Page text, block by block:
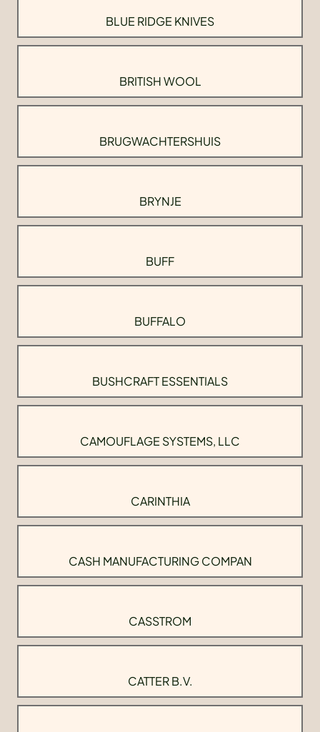
BLUE RIDGE KNIVES
BRITISH WOOL
BRUGWACHTERSHUIS
BRYNJE
BUFF
BUFFALO
BUSHCRAFT ESSENTIALS
CAMOUFLAGE SYSTEMS, LLC
CARINTHIA
CASH MANUFACTURING COMPAN
CASSTROM
CATTER B.V.